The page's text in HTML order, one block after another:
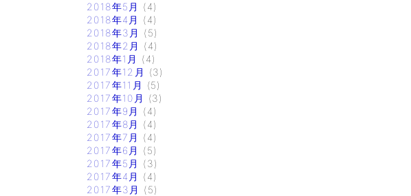
2018年5月
(4)
2018年4月
(4)
2018年3月
(5)
2018年2月
(4)
2018年1月
(4)
2017年12月
(3)
2017年11月
(5)
2017年10月
(3)
2017年9月
(4)
2017年8月
(4)
2017年7月
(4)
2017年6月
(5)
2017年5月
(3)
2017年4月
(4)
2017年3月
(5)